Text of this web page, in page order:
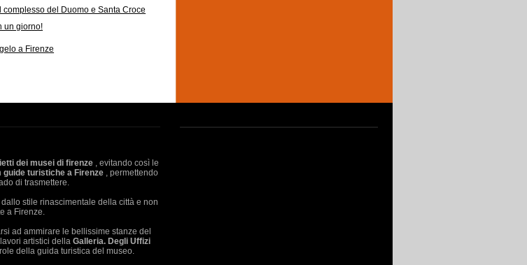
complesso del Duomo e Santa Croce
un giorno!
a Firenze
dei musei di firenze , evitando così le
guide turistiche a Firenze , permettendo
di trasmettere.
stile rinascimentale della città e non
a Firenze.
ad ammirare le bellissime stanze del
artistici della Galleria. Degli Uffizi
della guida turistica del museo.